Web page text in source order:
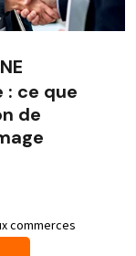
: ce que
de
commerces